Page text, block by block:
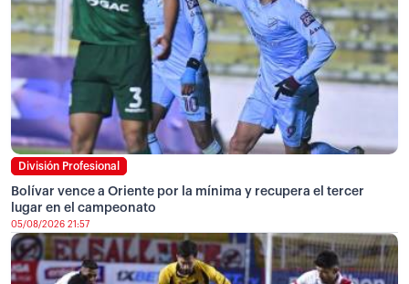
División Profesional
Bolívar vence a Oriente por la mínima y recupera el tercer
lugar en el campeonato
05/08/2026 21:57